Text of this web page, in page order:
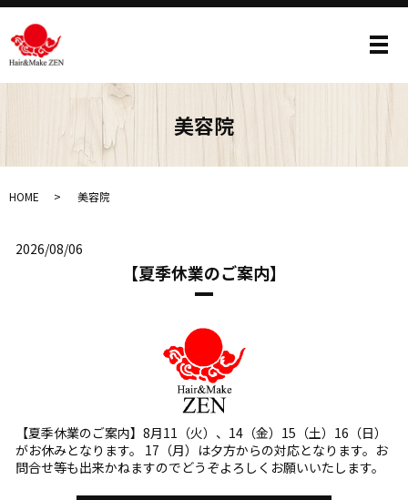
メ
美容院
HOME 美容院
2026/08/06
【夏季休業のご案内】
【夏季休業のご案内】8月11（火）、14（金）15（土）16（日）
がお休みとなります。 17（月）は夕方からの対応となります。お
問合せ等も出来かねますのでどうぞよろしくお願いいたします。